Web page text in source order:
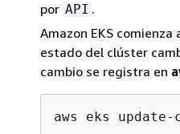
por API .
Amazon EKS
estado del clúster
cambio se registra en
aws eks update-